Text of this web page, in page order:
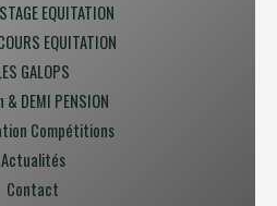
EQUITATION
EQUITATION
GALOPS
& DEMI PENSION
Compétitions
Actualités
Contact